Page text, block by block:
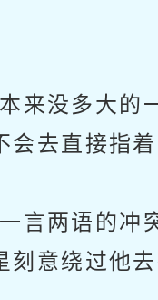
没多大的
会去直接指
两语的冲
刻意绕过他